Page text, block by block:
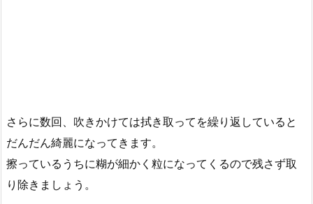
さらに数回、吹きかけては拭き取ってを繰り返していると
だんだん綺麗になってきます。
擦っているうちに糊が細かく粒になってくるので残さず取
り除きましょう。